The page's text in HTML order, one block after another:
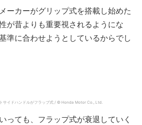
ーカーがグリップ式を搭載し始めた
が昔よりも重要視されるようにな
準に合わせようとしているからでし
サイドハンドルがフラップ式 / © Honda Motor Co., Ltd.
っても、フラップ式が衰退していく